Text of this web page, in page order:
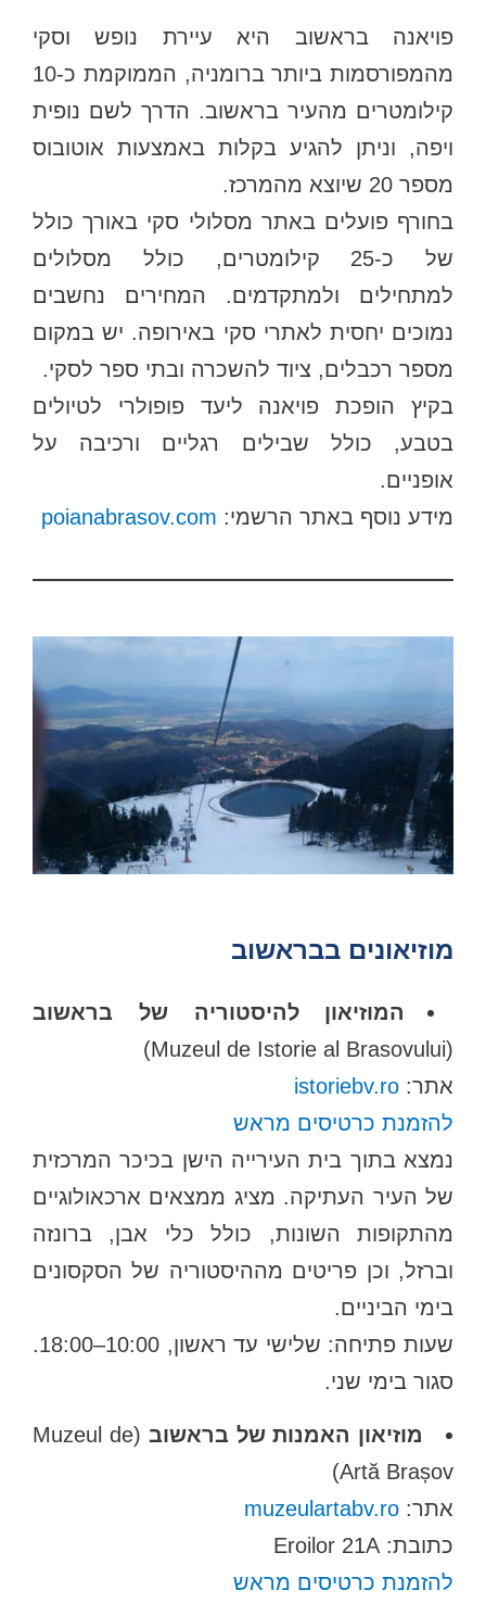
פויאנה בראשוב היא עיירת נופש וסקי
מהמפורסמות ביותר ברומניה, הממוקמת כ-10
קילומטרים מהעיר בראשוב. הדרך לשם נופית
ויפה, וניתן להגיע בקלות באמצעות אוטובוס
מספר 20 שיוצא מהמרכז.
בחורף פועלים באתר מסלולי סקי באורך כולל
של כ-25 קילומטרים, כולל מסלולים
למתחילים ולמתקדמים. המחירים נחשבים
נמוכים יחסית לאתרי סקי באירופה. יש במקום
מספר רכבלים, ציוד להשכרה ובתי ספר לסקי.
בקיץ הופכת פויאנה ליעד פופולרי לטיולים
בטבע, כולל שבילים רגליים ורכיבה על
אופניים.
מידע נוסף באתר הרשמי: poianabrasov.com
מוזיאונים בבראשוב
המוזיאון להיסטוריה של בראשוב
(Muzeul de Istorie al Brasovului)
אתר: istoriebv.ro
להזמנת כרטיסים מראש
נמצא בתוך בית העירייה הישן בכיכר המרכזית
של העיר העתיקה. מציג ממצאים ארכאולוגיים
מהתקופות השונות, כולל כלי אבן, ברונזה
וברזל, וכן פריטים מההיסטוריה של הסקסונים
בימי הביניים.
שעות פתיחה: שלישי עד ראשון, 10:00–18:00.
סגור בימי שני.
מוזיאון האמנות של בראשוב
(Muzeul de
Artă Brașov)
אתר: muzeulartabv.ro
כתובת: Eroilor 21A
להזמנת כרטיסים מראש